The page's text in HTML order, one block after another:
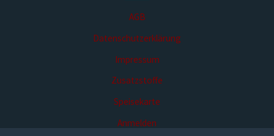
AGB
Datenschutzerklärung
Impressum
Zusatzstoffe
Speisekarte
Anmelden